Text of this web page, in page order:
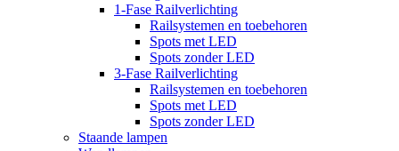
1-Fase Railverlichting
Railsystemen en toebehoren
Spots met LED
Spots zonder LED
3-Fase Railverlichting
Railsystemen en toebehoren
Spots met LED
Spots zonder LED
Staande lampen